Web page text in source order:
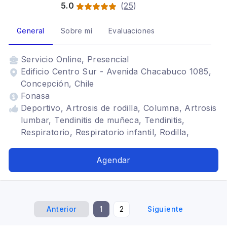
5.0
(25)
General Sobre mí Evaluaciones
Servicio Online, Presencial
Edificio Centro Sur - Avenida Chacabuco 1085,
Concepción, Chile
Fonasa
Deportivo, Artrosis de rodilla, Columna, Artrosis
lumbar, Tendinitis de muñeca, Tendinitis,
Respiratorio, Respiratorio infantil, Rodilla,
Agendar
Anterior 1 2 Siguiente